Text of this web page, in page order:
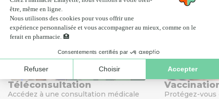
Téléconsultation
Accédez à une consultation médicale
Protégez-vous